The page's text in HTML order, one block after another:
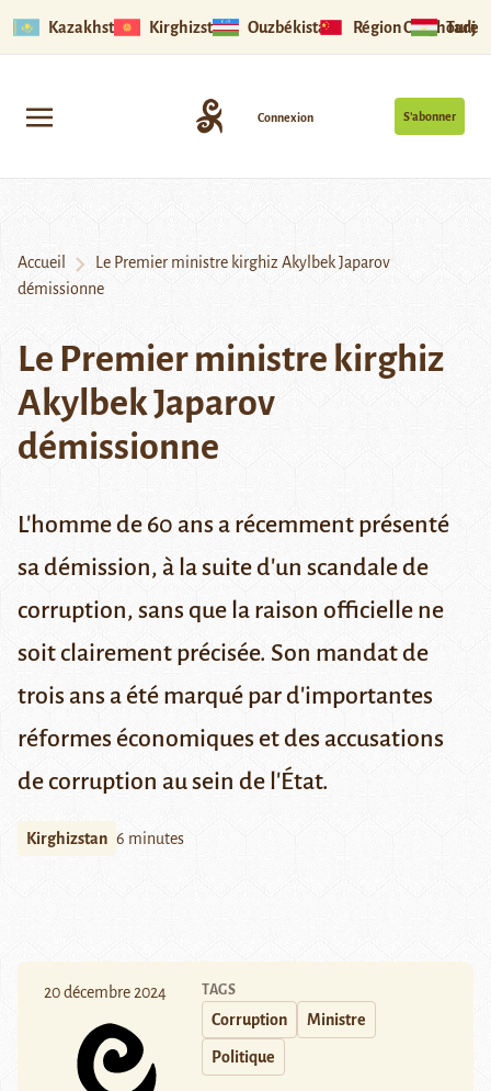
Kazakhstan Kirghizstan Ouzbékistan Région Ouïghoure
S’abonner
Connexion
Accueil
Le Premier ministre kirghiz Akylbek Japarov
démissionne
Le Premier ministre kirghiz
Akylbek Japarov
démissionne
L'homme de 60 ans a récemment présenté
sa démission, à la suite d'un scandale de
corruption, sans que la raison officielle ne
soit clairement précisée. Son mandat de
trois ans a été marqué par d'importantes
réformes économiques et des accusations
de corruption au sein de l'État.
Kirghizstan 6 minutes
20 décembre 2024 TAGS
Corruption Ministre
Politique